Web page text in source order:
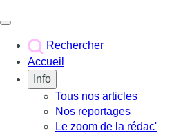
Rechercher
Accueil
Info
Tous nos articles
Nos reportages
Le zoom de la rédac'